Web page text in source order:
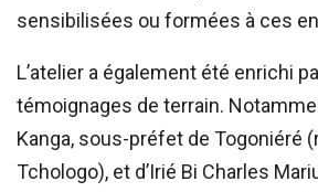
sensibilisées ou formées à ces
L’atelier a également été enrichi
témoignages de terrain.
Kanga, sous-préfet de Togoniéré
Tchologo), et d’Irié Bi Charles